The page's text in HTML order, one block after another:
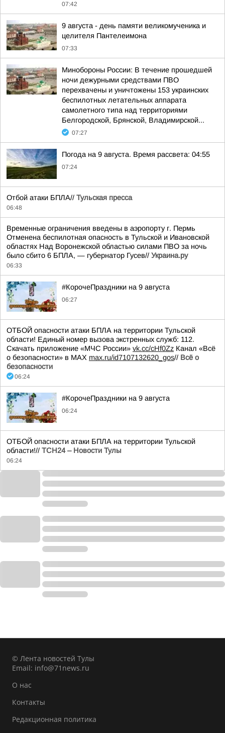
07:42
9 августа - день памяти великомученика и
целителя Пантелеимона
07:33
Минобороны России: В течение прошедшей
ночи дежурными средствами ПВО
перехвачены и уничтожены 153 украинских
беспилотных летательных аппарата
самолетного типа над территориями
Белгородской, Брянской, Владимирской...
07:27
Погода на 9 августа. Время рассвета: 04:55
07:24
Отбой атаки БПЛА// Тульская пресса
06:48
Временные ограничения введены в аэропорту г. Пермь
Отменена беспилотная опасность в Тульской и Ивановской
областях Над Воронежской областью силами ПВО за ночь
было сбито 6 БПЛА, — губернатор Гусев// Украина.ру
06:33
#КорочеПраздники на 9 августа
06:27
ОТБОЙ опасности атаки БПЛА на территории Тульской
области! Единый номер вызова экстренных служб: 112.
Скачать приложение «МЧС России» vk.cc/cHf0Zz Канал «Всё
о безопасности» в МАХ max.ru/id7107132620_gos// Всё о
безопасности
06:24
#КорочеПраздники на 9 августа
06:24
ОТБОЙ опасности атаки БПЛА на территории Тульской
области!// ТСН24 – Новости Тулы
06:24
© Лента новостей Тулы
Email: info@71news.ru
О нас
Контакты
Редакционная политика